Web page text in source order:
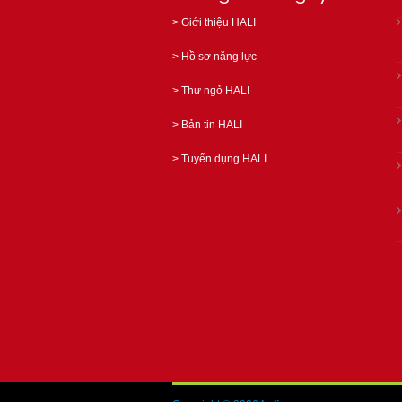
> Giới thiệu HALI
> Hồ sơ năng lực
> Thư ngỏ HALI
> Bản tin HALI
> Tuyển dụng HALI